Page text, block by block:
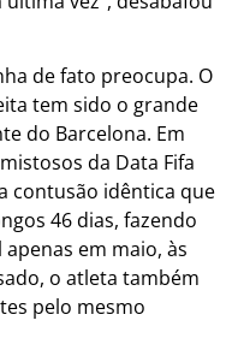
de fato preocupa. O
tem sido o grande
do Barcelona. Em
da Data Fifa
contusão idêntica que
46 dias, fazendo
em maio, às
o atleta também
pelo mesmo